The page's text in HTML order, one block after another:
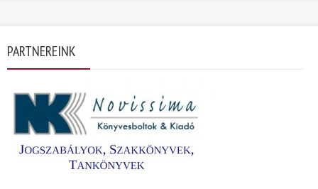
PARTNEREINK